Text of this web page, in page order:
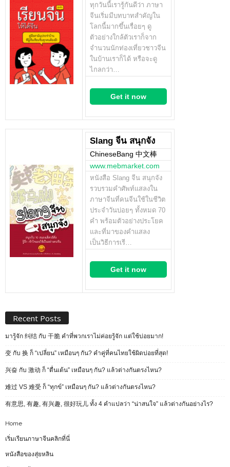
ทุกวันนี้เรารู้กันดีว่า ภาษา
จีนเริ่มมีบทบาทสำคัญใน
โลกนี้มากขึ้นเรื่อยๆ ดู
ตัวอย่างใกล้ตัวเราก็จาก
จำนวนนักท่องเที่ยวชาวจีน
ในบ้านเราก็ได้ หรือจะดู
ไกลกว่า…
Get it now
Slang จีน สนุกจัง
ChineseBang 中文棒
www.mebmarket.com
หนังสือ Slang จีน สนุกจัง
รวบรวมคำศัพท์แสลงใน
ภาษาจีนที่คนจีนใช้ในชีวิต
ประจำวันบ่อยๆ ทั้งหมด 70
คำ พร้อมตัวอย่างประโยค
และที่มาของคำแสลง
เป็นวิธีการเรี…
Get it now
Recent Posts
มารู้จัก 纠结 กับ 干脆 คำที่พวกเราไม่ค่อยรู้จัก แต่ใช้บ่อยมาก!
变 กับ 换 ก็ “เปลี่ยน” เหมือนๆ กัน? คำคู่ที่คนไทยใช้ผิดบ่อยที่สุด!
兴奋 กับ 激动 ก็ “ตื่นเต้น” เหมือนๆ กัน? แล้วต่างกันตรงไหน?
难过 VS 难受 ก็ “ทุกข์” เหมือนๆ กัน? แล้วต่างกันตรงไหน?
有意思, 有趣, 有兴趣, 很好玩儿 ทั้ง 4 คำแปลว่า “น่าสนใจ” แล้วต่างกันอย่างไร?
Home
เริ่มเรียนภาษาจีนคลิกที่นี่
หนังสือของสุ่ยหลิน